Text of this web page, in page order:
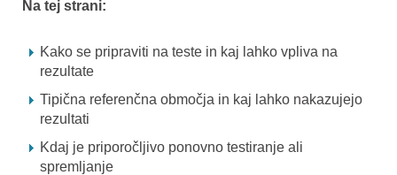
Na tej strani:
Kako se pripraviti na teste in kaj lahko vpliva na
rezultate
Tipična referenčna območja in kaj lahko nakazujejo
rezultati
Kdaj je priporočljivo ponovno testiranje ali
spremljanje